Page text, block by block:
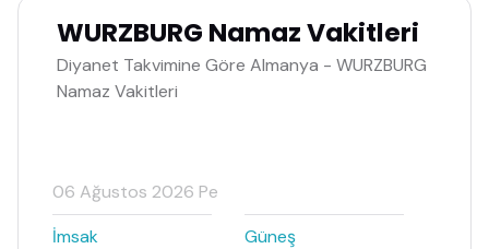
WURZBURG Namaz Vakitleri
Diyanet Takvimine Göre Almanya - WURZBURG
Namaz Vakitleri
06 Ağustos 2026 Pe
İmsak
Güneş